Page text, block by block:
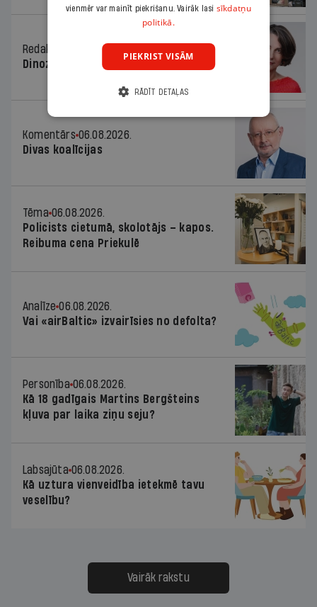
Redaktores sleja
06.08.2026.
Dinozaura triks
Komentārs 06.08.2026.
Divas koalīcijas
Tēma 06.08.2026.
Policists cietumā, skolotājs – kapos.
Reibuma cena Priekulē
Analīze 06.08.2026.
Vai «airBaltic» izvairīsies no defolta?
Personība 06.08.2026.
Kā 18 gadīgais Martins Bergšteins
kļuva par laika ziņu seju?
Labsajūta 06.08.2026.
Kā uztura vienveidība ietekmē tavu
veselību?
Vairāk rakstu
vienmēr var mainīt piekrišanu. Vairāk lasi sīkdatņu
politikā.
PIEKRIST VISĀM
RĀDĪT DETAĻAS